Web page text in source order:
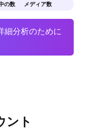
の数 メディア数
細分析のために
ント